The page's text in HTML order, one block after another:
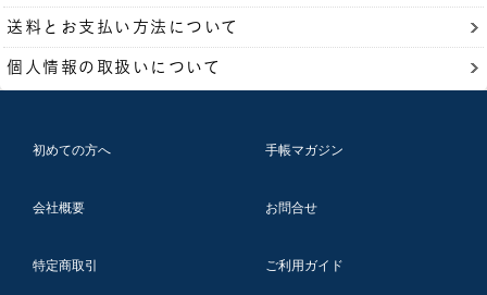
送料とお支払い方法について
個人情報の取扱いについて
初めての方へ 手帳マガジン
会社概要 お問合せ
特定商取引 ご利用ガイド